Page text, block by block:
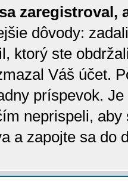
zaregistroval,
dôvody:
ktorý ste
Váš účet.
príspevok.
neprispeli,
a zapojte sa do